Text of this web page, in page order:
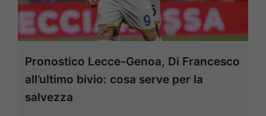
Pronostico Lecce-Genoa, Di Francesco
all’ultimo bivio: cosa serve per la
salvezza